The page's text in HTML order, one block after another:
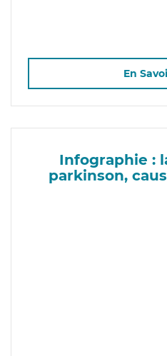
En
Infographie :
parkinson,